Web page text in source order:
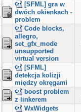
[SFML] gra w
dwóch okienkach -
problem
Code blocks,
allegro,
set_gfx_mode
unsupported
virtual version
[SFML]
detekcja kolizji
między okręgami
boost problem
z linkerem
WxWidgets